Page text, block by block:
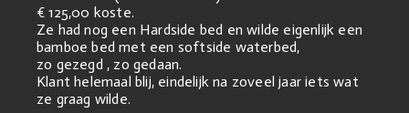
€ 125,00 koste.
Ze had nog een Hardside bed en wilde eigenlijk een
bamboe bed met een softside waterbed,
zo gezegd , zo gedaan.
Klant helemaal blij, eindelijk na zoveel jaar iets wat
ze graag wilde.